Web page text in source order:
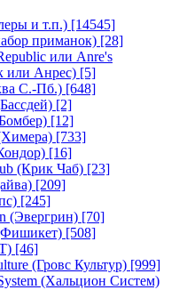
и т.п.) [14545]
приманок) [28]
или Anre's
или Анрес) [5]
С.-Пб.) [648]
[2]
[12]
[733]
[16]
(Крик Чаб) [23]
[209]
[245]
(Эвергрин) [70]
[508]
[46]
(Гровс Культур) [999]
(Хальцион Систем)